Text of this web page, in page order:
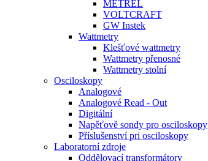
METREL
VOLTCRAFT
GW Instek
Wattmetry
Klešťové wattmetry
Wattmetry přenosné
Wattmetry stolní
Osciloskopy
Analogové
Analogové Read - Out
Digitální
Napěťově sondy pro osciloskopy
Příslušenství pri osciloskopy
Laboratorní zdroje
Oddělovací transformátory